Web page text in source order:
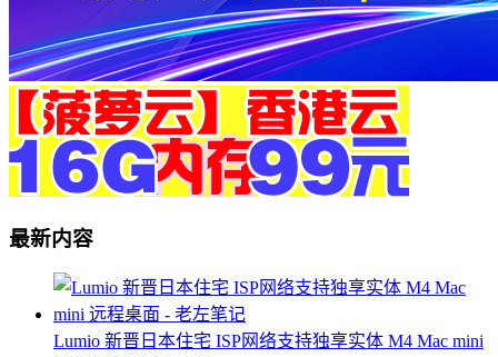
最新内容
Lumio 新晋日本住宅 ISP网络支持独享实体 M4 Mac mini